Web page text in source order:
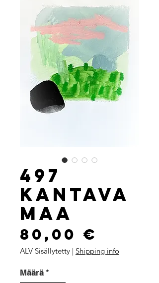
497
Kantava
maa
80,00 €
ALV Sisällytetty | Shipping info
Määrä *